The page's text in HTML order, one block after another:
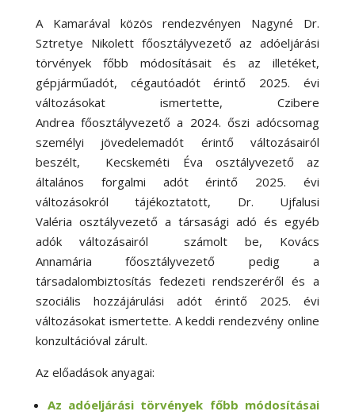
A Kamarával közös rendezvényen Nagyné Dr.
Sztretye Nikolett főosztályvezető az adóeljárási
törvények főbb módosításait és az illetéket,
gépjárműadót, cégautóadót érintő 2025. évi
változásokat ismertette, Czibere
Andrea főosztályvezető a 2024. őszi adócsomag
személyi jövedelemadót érintő változásairól
beszélt, Kecskeméti Éva osztályvezető az
általános forgalmi adót érintő 2025. évi
változásokról tájékoztatott, Dr. Ujfalusi
Valéria osztályvezető a társasági adó és egyéb
adók változásairól számolt be, Kovács
Annamária főosztályvezető pedig a
társadalombiztosítás fedezeti rendszeréről és a
szociális hozzájárulási adót érintő 2025. évi
változásokat ismertette. A keddi rendezvény online
konzultációval zárult.
Az előadások anyagai:
Az adóeljárási törvények főbb módosításai